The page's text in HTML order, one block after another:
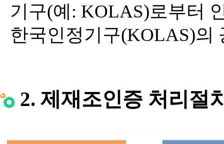
기구(예: KOLAS)로부터
한국인정기구(KOLAS)의
2. 제재조인증 처리절